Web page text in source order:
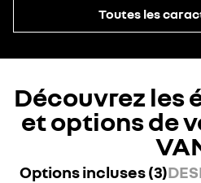
Toutes les
Découvrez les
et options de
Options incluses (3)